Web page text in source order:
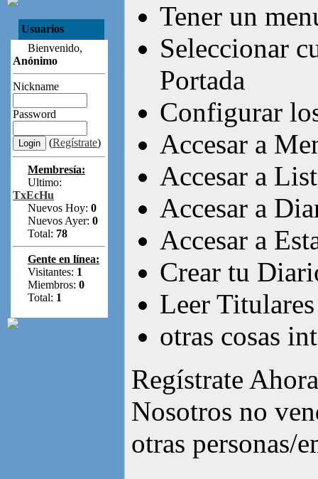
Usuarios
Bienvenido,
Anónimo
Nickname
Password
(Regístrate)
Membresía:
Ultimo:
TxEcHu
Nuevos Hoy: 0
Nuevos Ayer: 0
Total: 78
Gente en línea:
Visitantes: 1
Miembros: 0
Total: 1
Tener un
Seleccionar
Portada
Configurar
Accesar a
Accesar a
Accesar a
Accesar a
Crear tu
Leer Titulares
otras cosas
Regístrate
Nosotros no
otras personas/